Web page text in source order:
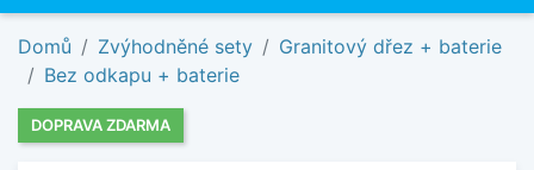
Domů Zvýhodněné sety
Granitový dřez + baterie
Bez odkapu + baterie
DOPRAVA ZDARMA